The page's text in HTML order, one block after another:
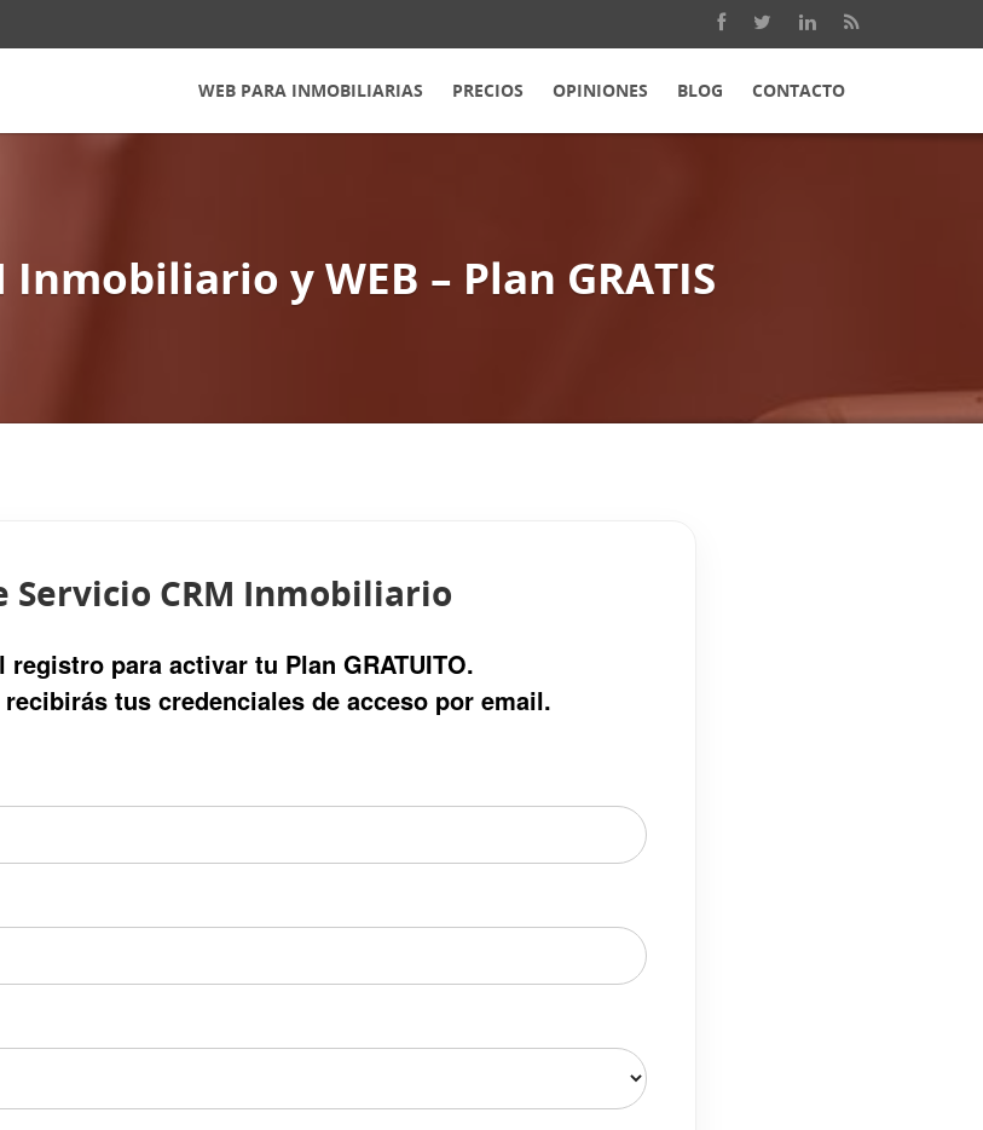
WEB PARA INMOBILIARIAS PRECIOS OPINIONES BLOG CONTACTO
y WEB – Plan GRATIS
Servicio CRM Inmobiliario
registro para activar tu Plan GRATUITO.
tus credenciales de acceso por email.